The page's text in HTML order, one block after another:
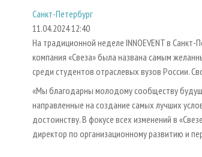
Санкт-Петербург
11.04.2024 12:40
На традиционной неделе INNOEVENT в
компания «Свеза» была названа самым
среди студентов отраслевых вузов России.
«Мы благодарны молодому сообществу
направленные на создание самых лучших
достоинству. В фокусе всех изменений в
директор по организационному развитию и